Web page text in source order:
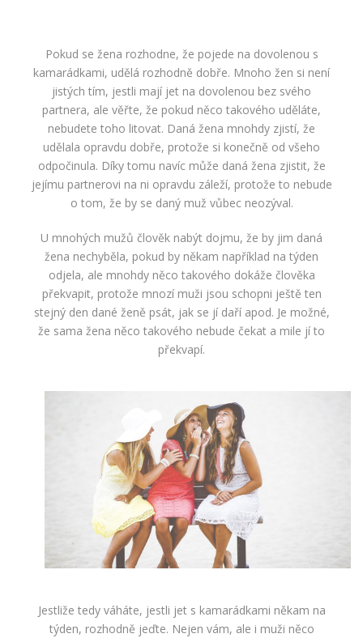
Pokud se žena rozhodne, že pojede na dovolenou s
kamarádkami, udělá rozhodně dobře. Mnoho žen si není
jistých tím, jestli mají jet na dovolenou bez svého
partnera, ale věřte, že pokud něco takového uděláte,
nebudete toho litovat. Daná žena mnohdy zjistí, že
udělala opravdu dobře, protože si konečně od všeho
odpočinula. Díky tomu navíc může daná žena zjistit, že
jejímu partnerovi na ni opravdu záleží, protože to nebude
o tom, že by se daný muž vůbec neozýval.
U mnohých mužů člověk nabýt dojmu, že by jim daná
žena nechyběla, pokud by někam například na týden
odjela, ale mnohdy něco takového dokáže člověka
překvapit, protože mnozí muži jsou schopni ještě ten
stejný den dané ženě psát, jak se jí daří apod. Je možné,
že sama žena něco takového nebude čekat a mile jí to
překvapí.
Jestliže tedy váháte, jestli jet s kamarádkami někam na
týden, rozhodně jeďte. Nejen vám, ale i muži něco